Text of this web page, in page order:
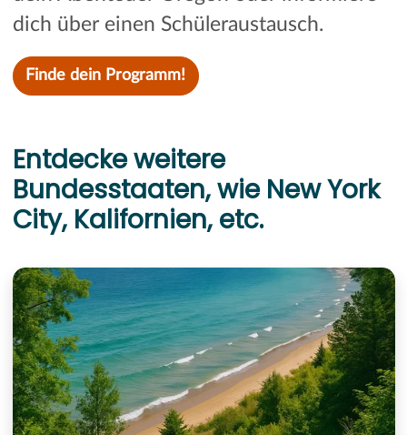
dich über einen Schüleraustausch.
Finde dein Programm!
Entdecke weitere
Bundesstaaten, wie New York
City, Kalifornien, etc.